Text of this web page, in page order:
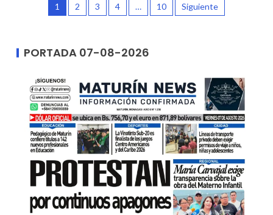
1 2 3 4 … 10 Siguiente
PORTADA 07-08-2026